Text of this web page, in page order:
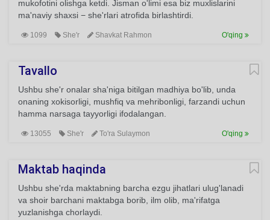
mukofotini olishga ketdi. Jisman o'limi esa biz muxlislarini
ma'naviy shaxsi − she'rlari atrofida birlashtirdi.
1099 She'r Shavkat Rahmon O'qing
Tavallo
Ushbu she'r onalar sha'niga bitilgan madhiya bo'lib, unda
onaning xokisorligi, mushfiq va mehribonligi, farzandi uchun
hamma narsaga tayyorligi ifodalangan.
13055 She'r To'ra Sulaymon O'qing
Maktab haqinda
Ushbu she'rda maktabning barcha ezgu jihatlari ulug'lanadi
va shoir barchani maktabga borib, ilm olib, ma'rifatga
yuzlanishga chorlaydi.